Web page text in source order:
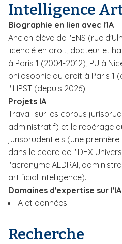
Intelligence
Biographie en lien avec l'IA
Ancien élève de l'ENS (rue
licencié en droit, docteur et
à Paris 1 (2004-2012), PU à
philosophie du droit à Paris 1
l'IHPST (depuis 2026).
Projets IA
Travail sur les corpus
administratif) et le repérage
jurisprudentiels (une
dans le cadre de l'IDEX
l'acronyme ALDRAI,
artificial intelligence).
Domaines d'expertise sur l'IA
IA et données
Recherche